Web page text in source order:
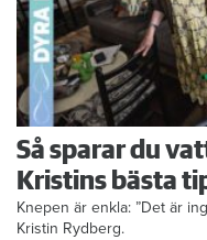
Så sparar du
Kristins bästa
Knepen är enkla: ”Det är
Kristin Rydberg.